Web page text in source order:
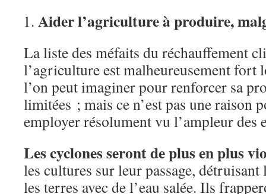
Aider l’agriculture à produire,
La liste des méfaits du réchauffement
l’agriculture est malheureusement fort
l’on peut imaginer pour renforcer sa
limitées ; mais ce n’est pas une raison
employer résolument vu l’ampleur des
Les cyclones seront de plus en plus
les cultures sur leur passage,
les terres avec de l’eau salée. Ils